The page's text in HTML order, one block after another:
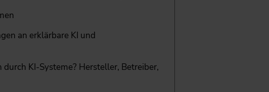
an erklärbare KI und
KI-Systeme? Hersteller, Betreiber,